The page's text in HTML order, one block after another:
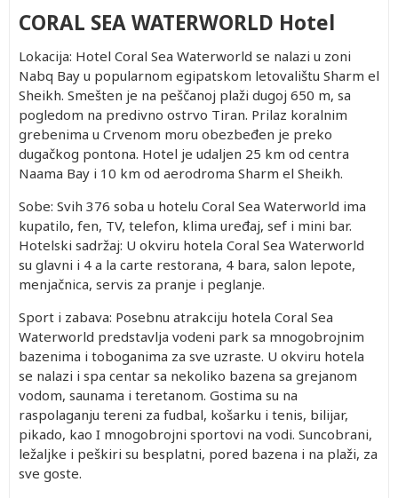
CORAL SEA WATERWORLD Hotel
Lokacija: Hotel Coral Sea Waterworld se nalazi u zoni
Nabq Bay u popularnom egipatskom letovalištu Sharm el
Sheikh. Smešten je na peščanoj plaži dugoj 650 m, sa
pogledom na predivno ostrvo Tiran. Prilaz koralnim
grebenima u Crvenom moru obezbeđen je preko
dugačkog pontona. Hotel je udaljen 25 km od centra
Naama Bay i 10 km od aerodroma Sharm el Sheikh.
Sobe: Svih 376 soba u hotelu Coral Sea Waterworld ima
kupatilo, fen, TV, telefon, klima uređaj, sef i mini bar.
Hotelski sadržaj: U okviru hotela Coral Sea Waterworld
su glavni i 4 a la carte restorana, 4 bara, salon lepote,
menjačnica, servis za pranje i peglanje.
Sport i zabava: Posebnu atrakciju hotela Coral Sea
Waterworld predstavlja vodeni park sa mnogobrojnim
bazenima i toboganima za sve uzraste. U okviru hotela
se nalazi i spa centar sa nekoliko bazena sa grejanom
vodom, saunama i teretanom. Gostima su na
raspolaganju tereni za fudbal, košarku i tenis, bilijar,
pikado, kao I mnogobrojni sportovi na vodi. Suncobrani,
ležaljke i peškiri su besplatni, pored bazena i na plaži, za
sve goste.